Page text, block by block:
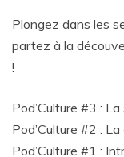
Plongez dans les
partez à la
!
Pod’Culture #3 :
Pod’Culture #2 :
Pod’Culture #1 :